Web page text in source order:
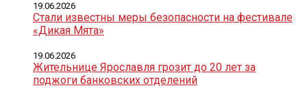
Стали известны меры безопасности на фестивале
«Дикая Мята»
19.06.2026
Жительнице Ярославля грозит до 20 лет за
поджоги банковских отделений
19.06.2026